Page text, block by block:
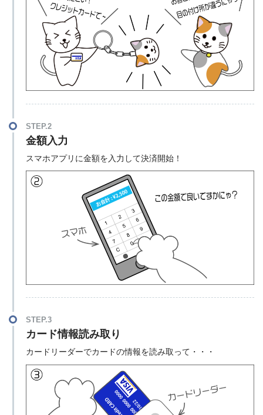
STEP.2
金額入力
スマホアプリに金額を入力して決済開始！
STEP.3
カード情報読み取り
カードリーダーでカードの情報を読み取って・・・